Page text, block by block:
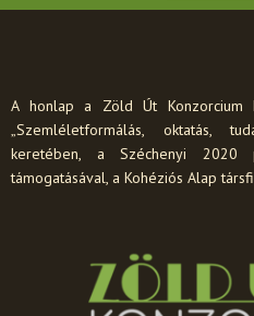
A honlap a Zöld Út Konzorcium
„Szemléletformálás, oktatás,
keretében, a Széchenyi 2020
támogatásával, a Kohéziós Alap